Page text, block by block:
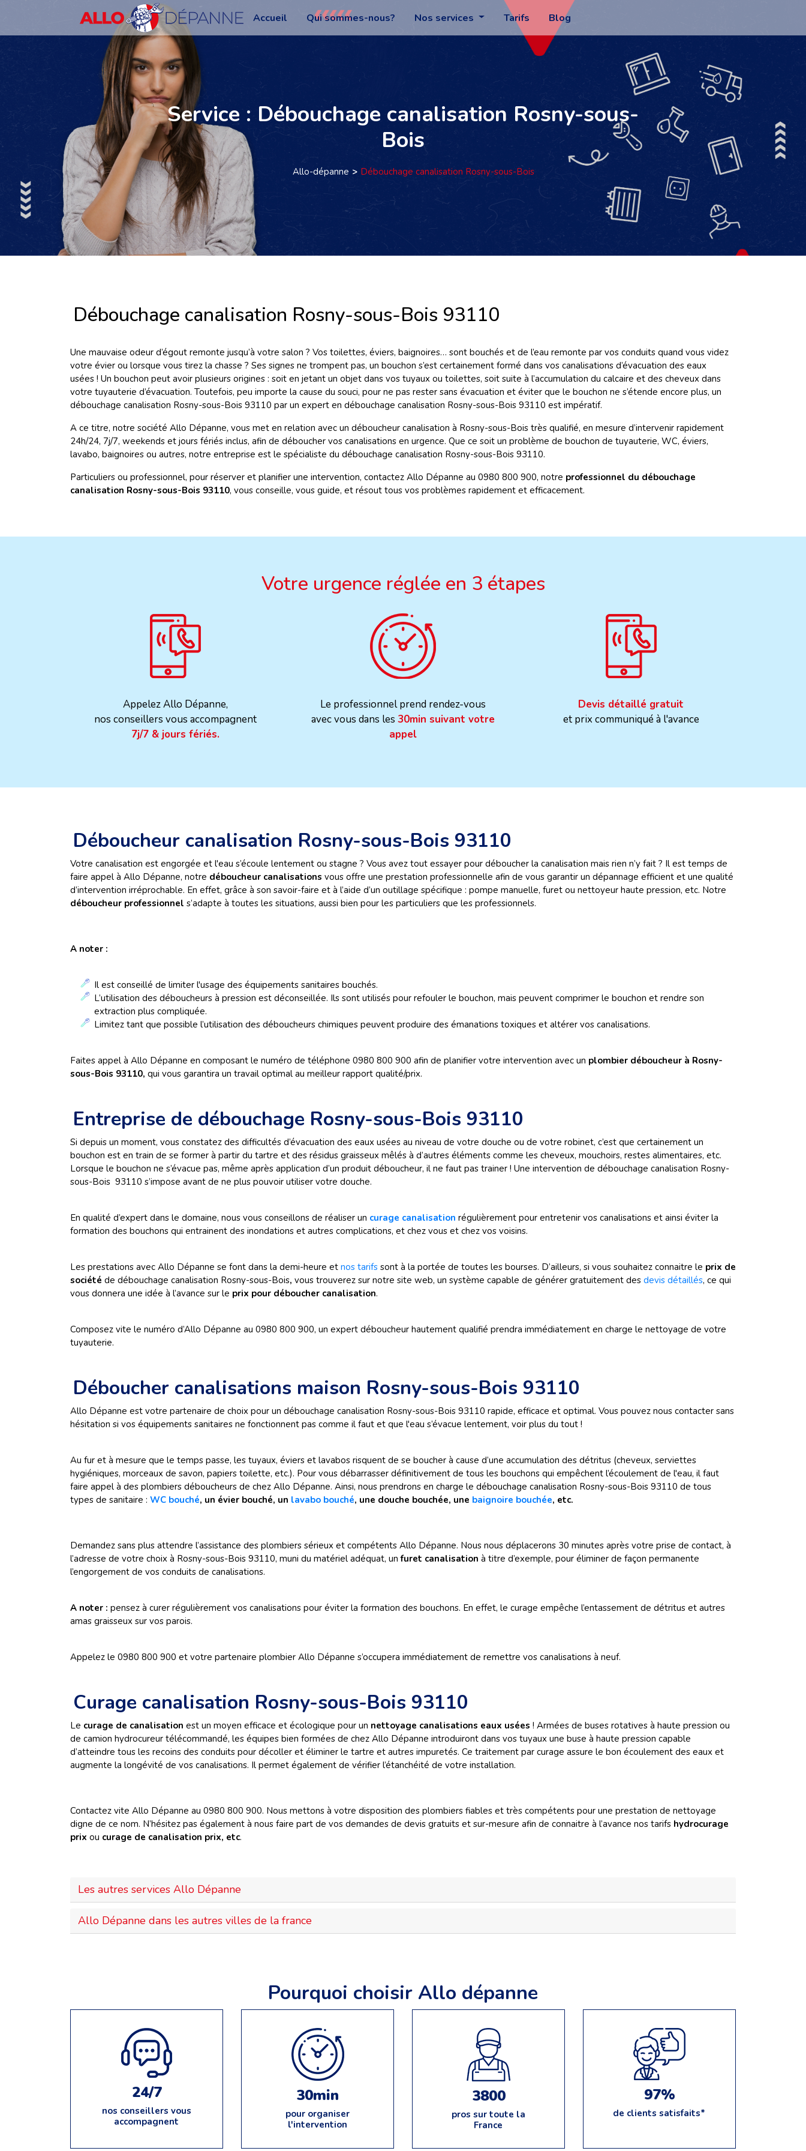
Accueil Qui sommes-nous? Nos services Tarifs Blog
Service : Débouchage canalisation Rosny-sous-
Bois
Allo-dépanne Débouchage canalisation Rosny-sous-Bois
Débouchage canalisation Rosny-sous-Bois 93110
Une mauvaise odeur d’égout remonte jusqu’à votre salon ? Vos toilettes, éviers, baignoires… sont bouchés et de l’eau remonte par vos conduits quand vous videz
votre évier ou lorsque vous tirez la chasse ? Ses signes ne trompent pas, un bouchon s’est certainement formé dans vos canalisations d’évacuation des eaux
usées ! Un bouchon peut avoir plusieurs origines : soit en jetant un objet dans vos tuyaux ou toilettes, soit suite à l’accumulation du calcaire et des cheveux dans
votre tuyauterie d’évacuation. Toutefois, peu importe la cause du souci, pour ne pas rester sans évacuation et éviter que le bouchon ne s’étende encore plus, un
débouchage canalisation Rosny-sous-Bois 93110 par un expert en débouchage canalisation Rosny-sous-Bois 93110 est impératif.
A ce titre, notre société Allo Dépanne, vous met en relation avec un déboucheur canalisation à Rosny-sous-Bois très qualifié, en mesure d’intervenir rapidement
24h/24, 7j/7, weekends et jours fériés inclus, afin de déboucher vos canalisations en urgence. Que ce soit un problème de bouchon de tuyauterie, WC, éviers,
lavabo, baignoires ou autres, notre entreprise est le spécialiste du débouchage canalisation Rosny-sous-Bois 93110.
Particuliers ou professionnel, pour réserver et planifier une intervention, contactez Allo Dépanne au 0980 800 900, notre professionnel du débouchage
canalisation Rosny-sous-Bois 93110, vous conseille, vous guide, et résout tous vos problèmes rapidement et efficacement.
Votre urgence réglée en 3 étapes
Appelez Allo Dépanne,
nos conseillers vous accompagnent
7j/7 & jours fériés.
Le professionnel prend rendez-vous
avec vous dans les 30min suivant votre
appel
Devis détaillé gratuit
et prix communiqué à l'avance
Déboucheur canalisation Rosny-sous-Bois 93110
Votre canalisation est engorgée et l'eau s’écoule lentement ou stagne ? Vous avez tout essayer pour déboucher la canalisation mais rien n’y fait ? Il est temps de
faire appel à Allo Dépanne, notre déboucheur canalisations vous offre une prestation professionnelle afin de vous garantir un dépannage efficient et une qualité
d’intervention irréprochable. En effet, grâce à son savoir-faire et à l’aide d’un outillage spécifique : pompe manuelle, furet ou nettoyeur haute pression, etc. Notre
déboucheur professionnel s’adapte à toutes les situations, aussi bien pour les particuliers que les professionnels.
A noter :
Il est conseillé de limiter l'usage des équipements sanitaires bouchés.
L’utilisation des déboucheurs à pression est déconseillée. Ils sont utilisés pour refouler le bouchon, mais peuvent comprimer le bouchon et rendre son
extraction plus compliquée.
Limitez tant que possible l’utilisation des déboucheurs chimiques peuvent produire des émanations toxiques et altérer vos canalisations.
Faites appel à Allo Dépanne en composant le numéro de téléphone 0980 800 900 afin de planifier votre intervention avec un plombier déboucheur à Rosny-
sous-Bois 93110, qui vous garantira un travail optimal au meilleur rapport qualité/prix.
Entreprise de débouchage Rosny-sous-Bois 93110
Si depuis un moment, vous constatez des difficultés d’évacuation des eaux usées au niveau de votre douche ou de votre robinet, c’est que certainement un
bouchon est en train de se former à partir du tartre et des résidus graisseux mêlés à d’autres éléments comme les cheveux, mouchoirs, restes alimentaires, etc.
Lorsque le bouchon ne s’évacue pas, même après application d’un produit déboucheur, il ne faut pas trainer ! Une intervention de débouchage canalisation Rosny-
sous-Bois 93110 s’impose avant de ne plus pouvoir utiliser votre douche.
En qualité d’expert dans le domaine, nous vous conseillons de réaliser un curage canalisation régulièrement pour entretenir vos canalisations et ainsi éviter la
formation des bouchons qui entrainent des inondations et autres complications, et chez vous et chez vos voisins.
Les prestations avec Allo Dépanne se font dans la demi-heure et nos tarifs sont à la portée de toutes les bourses. D’ailleurs, si vous souhaitez connaitre le prix de
société de débouchage canalisation Rosny-sous-Bois, vous trouverez sur notre site web, un système capable de générer gratuitement des devis détaillés, ce qui
vous donnera une idée à l’avance sur le prix pour déboucher canalisation.
Composez vite le numéro d’Allo Dépanne au 0980 800 900, un expert déboucheur hautement qualifié prendra immédiatement en charge le nettoyage de votre
tuyauterie.
Déboucher canalisations maison Rosny-sous-Bois 93110
Allo Dépanne est votre partenaire de choix pour un débouchage canalisation Rosny-sous-Bois 93110 rapide, efficace et optimal. Vous pouvez nous contacter sans
hésitation si vos équipements sanitaires ne fonctionnent pas comme il faut et que l'eau s’évacue lentement, voir plus du tout !
Au fur et à mesure que le temps passe, les tuyaux, éviers et lavabos risquent de se boucher à cause d’une accumulation des détritus (cheveux, serviettes
hygiéniques, morceaux de savon, papiers toilette, etc.). Pour vous débarrasser définitivement de tous les bouchons qui empêchent l’écoulement de l'eau, il faut
faire appel à des plombiers déboucheurs de chez Allo Dépanne. Ainsi, nous prendrons en charge le débouchage canalisation Rosny-sous-Bois 93110 de tous
types de sanitaire : WC bouché, un évier bouché, un lavabo bouché, une douche bouchée, une baignoire bouchée, etc.
Demandez sans plus attendre l’assistance des plombiers sérieux et compétents Allo Dépanne. Nous nous déplacerons 30 minutes après votre prise de contact, à
l’adresse de votre choix à Rosny-sous-Bois 93110, muni du matériel adéquat, unfuret canalisation à titre d’exemple, pour éliminer de façon permanente
l’engorgement de vos conduits de canalisations.
A noter : pensez à curer régulièrement vos canalisations pour éviter la formation des bouchons. En effet, le curage empêche l’entassement de détritus et autres
amas graisseux sur vos parois.
Appelez le 0980 800 900 et votre partenaire plombier Allo Dépanne s’occupera immédiatement de remettre vos canalisations à neuf.
Curage canalisation Rosny-sous-Bois 93110
Le curage de canalisation est un moyen efficace et écologique pour un nettoyage canalisations eaux usées ! Armées de buses rotatives à haute pression ou
de camion hydrocureur télécommandé, les équipes bien formées de chez Allo Dépanne introduiront dans vos tuyaux une buse à haute pression capable
d’atteindre tous les recoins des conduits pour décoller et éliminer le tartre et autres impuretés. Ce traitement par curage assure le bon écoulement des eaux et
augmente la longévité de vos canalisations. Il permet également de vérifier l’étanchéité de votre installation.
Contactez vite Allo Dépanne au 0980 800 900. Nous mettons à votre disposition des plombiers fiables et très compétents pour une prestation de nettoyage
digne de ce nom. N’hésitez pas également à nous faire part de vos demandes de devis gratuits et sur-mesure afin de connaitre à l’avance nos tarifs hydrocurage
prix ou curage de canalisation prix, etc.
Les autres services Allo Dépanne
Allo Dépanne dans les autres villes de la france
Pourquoi choisir Allo dépanne
24/7
nos conseillers vous
accompagnent
30min
pour organiser
l'intervention
3800
pros sur toute la
France
97%
de clients satisfaits*